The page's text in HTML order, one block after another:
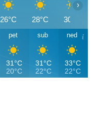
26°C 28°C 30°C
›
pet
31°C
20°C
sub
31°C
22°C
ned
33°C
22°C